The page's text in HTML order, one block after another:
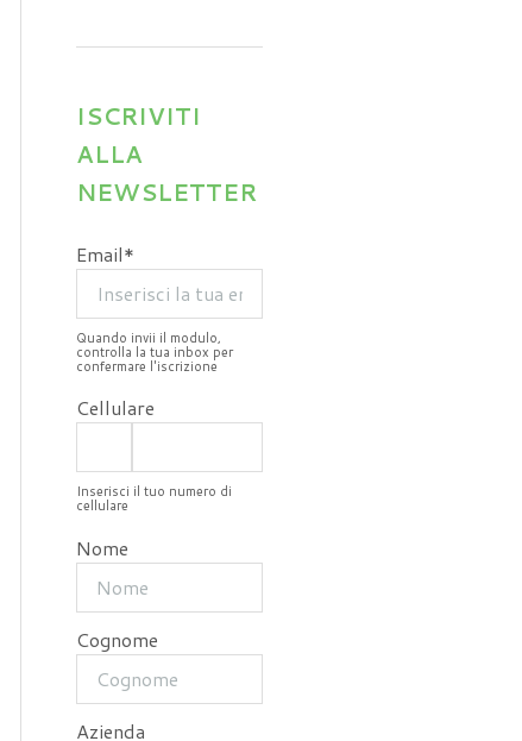
ISCRIVITI
ALLA
NEWSLETTER
Email*
Quando invii il modulo,
controlla la tua inbox per
confermare l'iscrizione
Cellulare
Inserisci il tuo numero di
cellulare
Nome
Cognome
Azienda